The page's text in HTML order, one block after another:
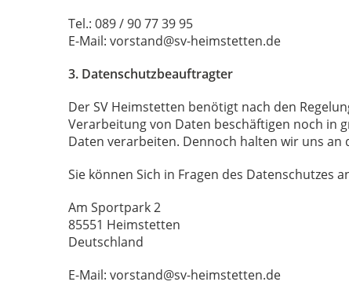
Tel.: 089 / 90 77 39 95
E-Mail: vorstand@sv-heimstetten.de
3. Datenschutzbeauftragter
Der SV Heimstetten benötigt nach den
Verarbeitung von Daten beschäftigen noch in
Daten verarbeiten. Dennoch halten wir uns an
Sie können Sich in Fragen des Datenschutzes
Am Sportpark 2
85551 Heimstetten
Deutschland
E-Mail: vorstand@sv-heimstetten.de